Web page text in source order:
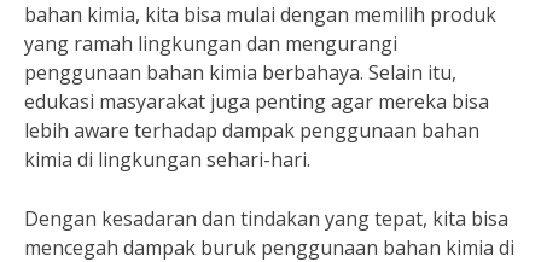
bahan kimia, kita bisa mulai dengan memilih produk
yang ramah lingkungan dan mengurangi
penggunaan bahan kimia berbahaya. Selain itu,
edukasi masyarakat juga penting agar mereka bisa
lebih aware terhadap dampak penggunaan bahan
kimia di lingkungan sehari-hari.
Dengan kesadaran dan tindakan yang tepat, kita bisa
mencegah dampak buruk penggunaan bahan kimia di